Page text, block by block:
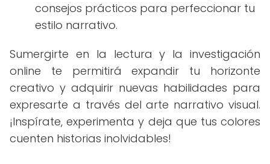
consejos prácticos para perfeccionar tu
estilo narrativo.
Sumergirte en la lectura y la investigación
online te permitirá expandir tu horizonte
creativo y adquirir nuevas habilidades para
expresarte a través del arte narrativo visual.
¡Inspírate, experimenta y deja que tus colores
cuenten historias inolvidables!